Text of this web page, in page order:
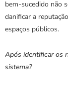
bem-sucedido não
danificar a
espaços públicos.
Após identificar os
sistema?